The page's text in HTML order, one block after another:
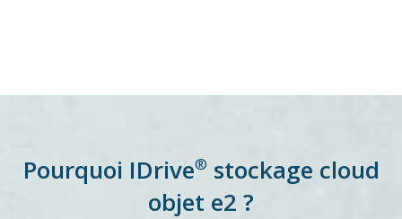
Pourquoi IDrive® stockage cloud
objet e2 ?